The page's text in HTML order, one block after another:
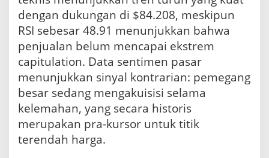
dengan dukungan di $84.208, meskipun
RSI sebesar 48.91 menunjukkan bahwa
penjualan belum mencapai ekstrem
capitulation. Data sentimen pasar
menunjukkan sinyal kontrarian: pemegang
besar sedang mengakuisisi selama
kelemahan, yang secara historis
merupakan pra-kursor untuk titik
terendah harga.